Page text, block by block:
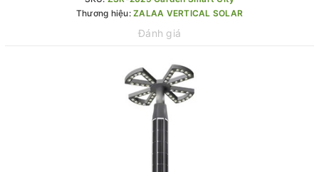
Thương hiệu:ZALAA VERTICAL SOLAR
Đánh giá